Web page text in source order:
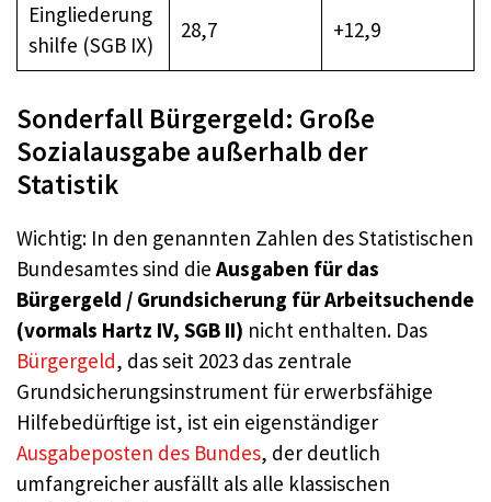
Eingliederung
shilfe (SGB IX)
28,7 +12,9
Sonderfall Bürgergeld: Große
Sozialausgabe außerhalb der
Statistik
Wichtig: In den genannten Zahlen des Statistischen
Bundesamtes sind die Ausgaben für das
Bürgergeld / Grundsicherung für Arbeitsuchende
(vormals Hartz IV, SGB II) nicht enthalten. Das
Bürgergeld, das seit 2023 das zentrale
Grundsicherungsinstrument für erwerbsfähige
Hilfebedürftige ist, ist ein eigenständiger
Ausgabeposten des Bundes, der deutlich
umfangreicher ausfällt als alle klassischen